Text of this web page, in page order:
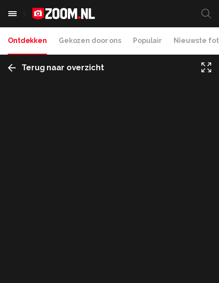
Ontdekken Gekozen door ons Populair Nieuwste
Terug naar overzicht